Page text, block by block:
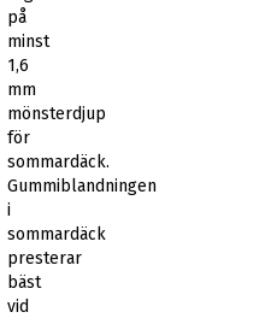
på
minst
1,6
mm
mönsterdjup
för
sommardäck.
Gummiblandningen
i
sommardäck
presterar
bäst
vid